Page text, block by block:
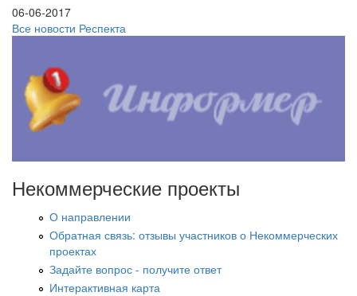
06-06-2017
Все новости Респекта
Некоммерческие проекты
О направлении
Обратная связь: отзывы участников о Некоммерческих
проектах
Задайте вопрос - получите ответ
Интерактивная карта